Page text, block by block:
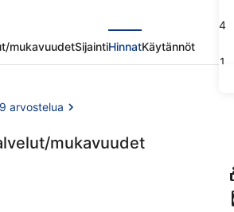
24
31
mukavuudetSijaintiHinnatKäytännöt
arvostelua
mukavuudet